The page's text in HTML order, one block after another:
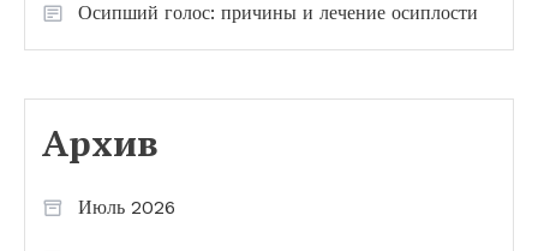
Осипший голос: причины и лечение осиплости
Архив
Июль 2026